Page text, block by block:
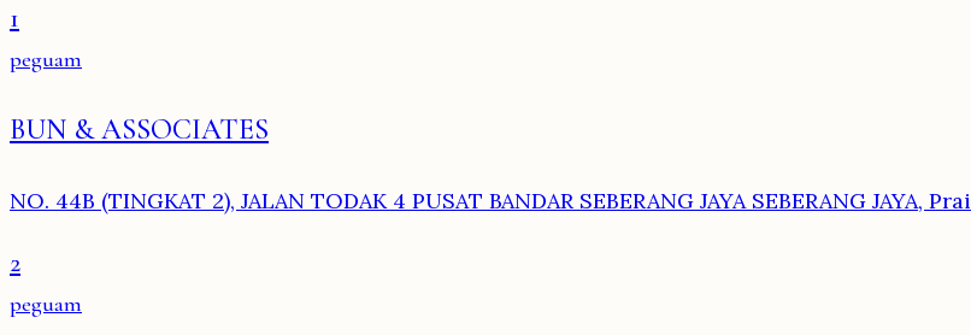
1
peguam
BUN & ASSOCIATES
NO. 44B (TINGKAT 2), JALAN TODAK 4 PUSAT BANDAR SEBERANG JAYA SEBERANG JAYA, Prai
2
peguam